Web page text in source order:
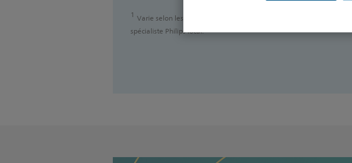
1 Varie selon les marchés. Veuillez consulter votre
spécialiste Philips local.